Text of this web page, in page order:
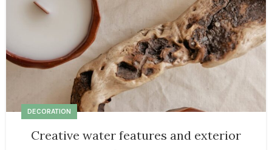
DECORATION
Creative water features and exterior